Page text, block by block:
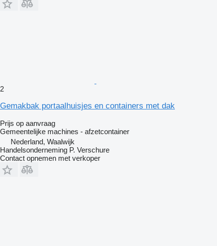
2
Gemakbak portaalhuisjes en containers met dak
Prijs op aanvraag
Gemeentelijke machines - afzetcontainer
Nederland, Waalwijk
Handelsonderneming P. Verschure
Contact opnemen met verkoper